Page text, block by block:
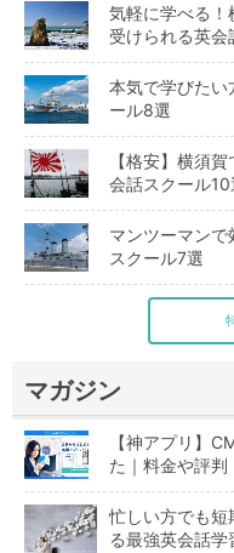
気軽に学べる！
受けられる英会
本気で学びたい
ール8選
【格安】横須
会話スクール10
マンツーマン
スクール7選
マガジン
【神アプリ】
た｜料金や評判
忙しい方でも短
る最強英会話学